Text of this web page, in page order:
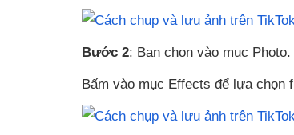
Bước 2: Bạn chọn vào mục Photo.
Bấm vào mục Effects để lựa chọn